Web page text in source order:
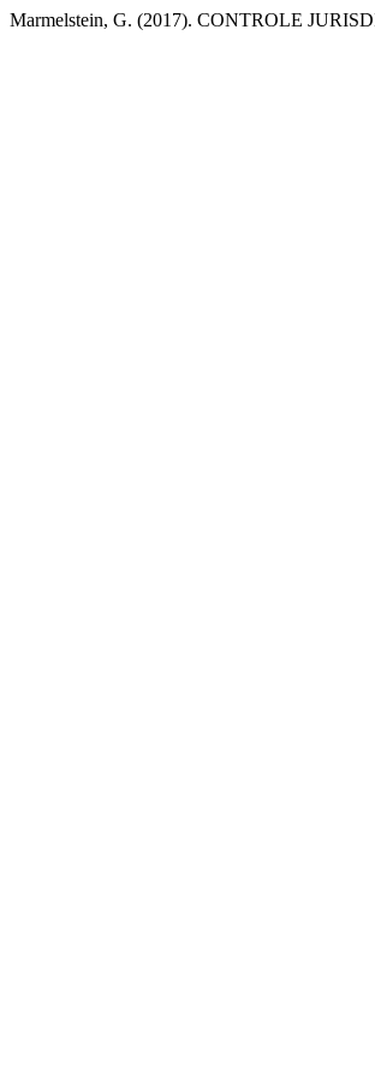
Marmelstein, G. (2017). CONTROLE